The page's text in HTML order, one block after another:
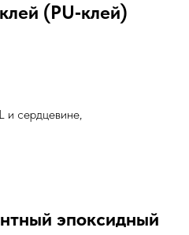
(PU‑клей)
и сердцевине,
эпоксидный